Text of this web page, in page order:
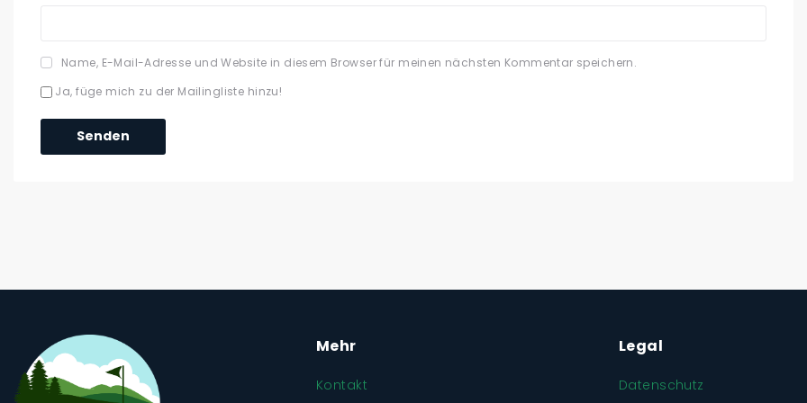
Name, E-Mail-Adresse und Website in diesem Browser für meinen nächsten Kommentar speichern.
Ja, füge mich zu der Mailingliste hinzu!
Mehr
Kontakt
Legal
Datenschutz